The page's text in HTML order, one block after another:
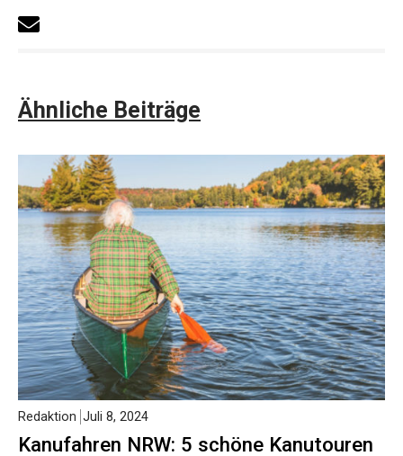
Ähnliche Beiträge
Kanufahren NRW: 5 schöne Kanutouren
Redaktion Juli 8, 2024